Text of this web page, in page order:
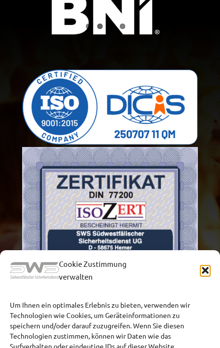
Cookie Zustimmung
verwalten
Um Ihnen ein optimales Erlebnis zu bieten, verwenden wir
Technologien wie Cookies, um Geräteinformationen zu
speichern und/oder darauf zuzugreifen. Wenn Sie diesen
Technologien zustimmen, können wir Daten wie das
Surfverhalten oder eindeutige IDs auf dieser Website